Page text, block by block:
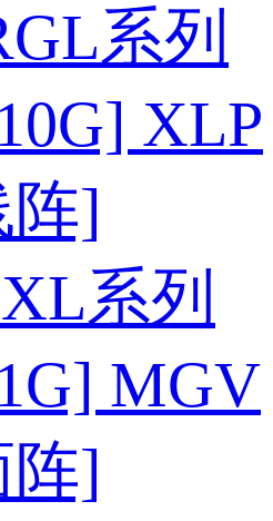
系列
XLP
阵]
系列
MGV
阵]